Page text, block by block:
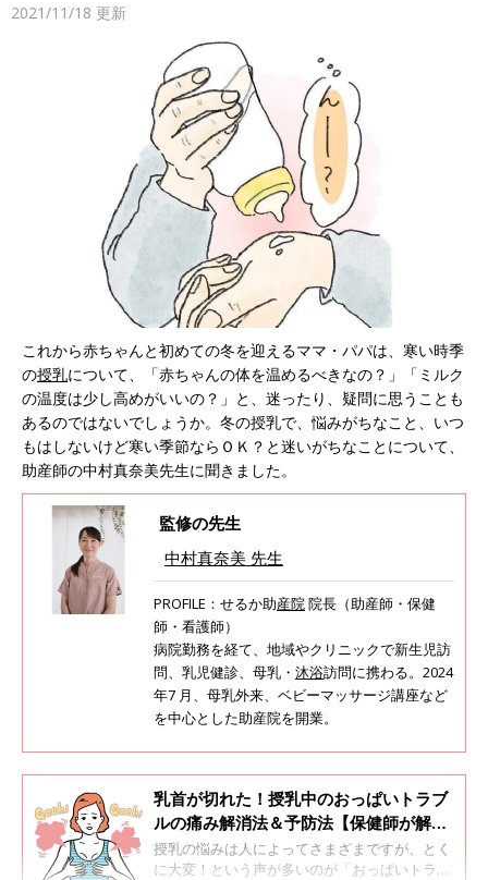
2021/11/18 更新
これから赤ちゃんと初めての冬を迎えるママ・パパは、寒い時季
の授乳について、「赤ちゃんの体を温めるべきなの？」「ミルク
の温度は少し高めがいいの？」と、迷ったり、疑問に思うことも
あるのではないでしょうか。冬の授乳で、悩みがちなこと、いつ
もはしないけど寒い季節ならＯＫ？と迷いがちなことについて、
助産師の中村真奈美先生に聞きました。
監修の先生
中村真奈美 先生
PROFILE：せるか助産院院長（助産師・保健
師・看護師）
病院勤務を経て、地域やクリニックで新生児訪
問、乳児健診、母乳・ 沐浴訪問に携わる。2024
年7 月、母乳外来、ベビーマッサージ講座など
を中心とした助産院を開業。
乳首が切れた！授乳中のおっぱいトラブ
ルの痛み解消法＆予防法【保健師が解
説】
授乳の悩みは人によってさまざまですが、とく
に大変！という声が多いのが「おっぱいトラブ